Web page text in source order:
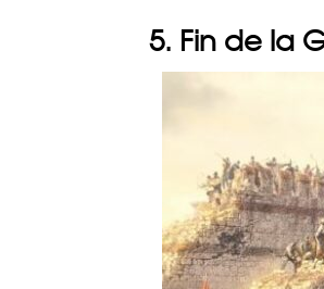
5. Fin de la